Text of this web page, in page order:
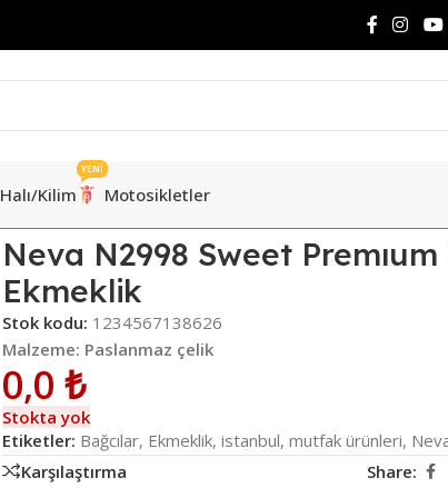
Halı/Kilim Motosikletler
YENİ
Neva N2998 Sweet
Ekmeklik
Stok kodu: 1234567138626
Malzeme: Paslanmaz çelik
0,0 ₺
Stokta yok
Etiketler: Bağcılar, Ekmeklik, istanbul, mutfak ürünleri,
Karşılaştırma
Share: